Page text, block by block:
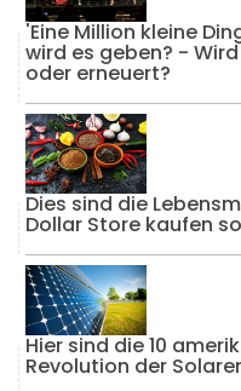
'Eine Million kleine
wird es geben? -
oder erneuert?
Dies sind die
Dollar Store kaufen
Hier sind die 10
Revolution der